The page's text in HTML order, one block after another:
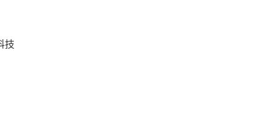
技